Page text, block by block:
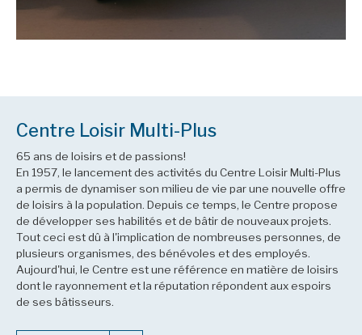
Centre Loisir Multi-Plus
65 ans de loisirs et de passions!
En 1957, le lancement des activités du Centre Loisir Multi-Plus
a permis de dynamiser son milieu de vie par une nouvelle offre
de loisirs à la population. Depuis ce temps, le Centre propose
de développer ses habilités et de bâtir de nouveaux projets.
Tout ceci est dû à l'implication de nombreuses personnes, de
plusieurs organismes, des bénévoles et des employés.
Aujourd'hui, le Centre est une référence en matière de loisirs
dont le rayonnement et la réputation répondent aux espoirs
de ses bâtisseurs.